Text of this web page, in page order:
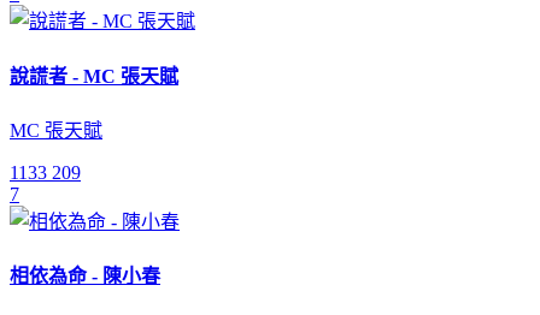
說謊者 - MC 張天賦
MC 張天賦
1133 209
7
相依為命 - 陳小春